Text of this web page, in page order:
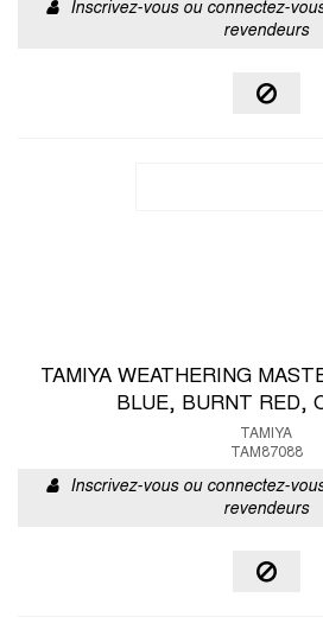
Inscrivez-vous ou connectez-
revendeurs
TAMIYA WEATHERING
BLUE, BURNT RED,
TAMIYA
TAM87088
Inscrivez-vous ou connectez-
revendeurs